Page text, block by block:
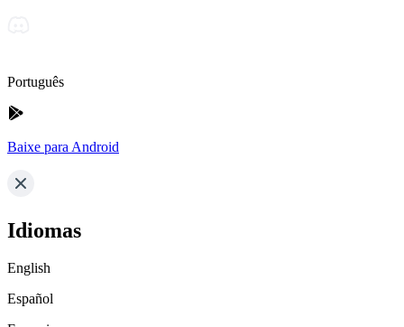
Português
Baixe para Android
Idiomas
English
Español